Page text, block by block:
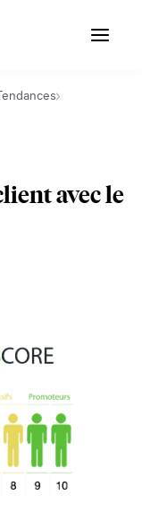
avec le